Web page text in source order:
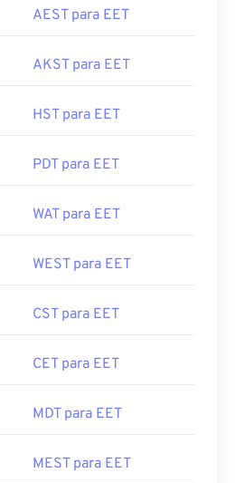
AEST para EET
AKST para EET
HST para EET
PDT para EET
WAT para EET
WEST para EET
CST para EET
CET para EET
MDT para EET
MEST para EET